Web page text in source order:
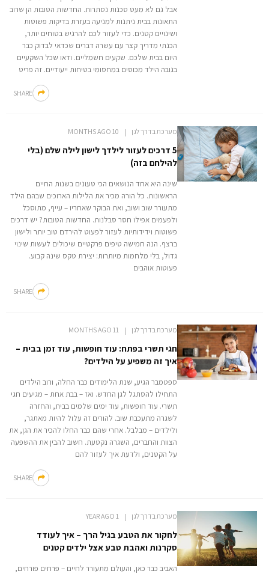
אבל גם לא מעט סכנות נסתרות. החדשות הטובות הן שרוב
התאונות בבית ניתנות למניעה בעזרת בדיקות פשוטות
ושינויים קטנים. כדי לעזור לכם להרגיש בטוחים יותר,
הכנתי מדריך קצר עם עשרה דברים שכדאי לבדוק כבר
היום בבית שלכם. שקעים חשמליים. ודאו שכל השקעיים
בגובה הילד מכוסים במחסומי בטיחות ייעודיים. זה פריט
SHARE
מערכת בדרך לגן 10 MONTHS AGO
5 דרכים לעזור לילדך לישון לילה שלם (בלי
להילחם בזה)
שינה היא אחד הנושאים הכי טעונים בשנות החיים
הראשונות. כל הורה מכיר את הלילות הארוכים שבהם הילד
מתעורר שוב ושוב, ואת הבוקר שאחריו – עייף, מתוסכל
ולפעמים אפילו חסר סבלנות. החדשות הטובות? יש דרכים
פשוטות וידידותיות לעזור לפעוט להירדם טוב יותר ולישון
ברצף. הנה חמישה טיפים פרקטיים שיכולים לעשות שינוי
גדול, בלי מלחמות מיותרות: יצירת טקס שינה קבוע.
פעוטות אוהבים
SHARE
מערכת בדרך לגן 11 MONTHS AGO
חגי תשרי בפתח: עוד חופשות, עוד זמן בבית –
איך זה משפיע על הילדים?
ספטמבר הגיע, שנת הלימודים כבר החלה, ורוב הילדים
התחילו להסתגל לגן החדש. ואז – בבת אחת – מגיעים חגי
תשרי. עוד חופשות, עוד ימים שלמים בבית, והחזרה
לשגרה מתעכבת שוב. להורים זה עלול להיות מאתגר,
ולילדים – מבלבל. אחרי שהם כבר החלו להכיר את הגן, את
הצוות והחברים, השגרה נקטעת. חשוב להבין את ההשפעה
על הקטנים, ולדעת איך לעזור להם
SHARE
מערכת בדרך לגן 1 YEAR AGO
לחקור את הטבע בגיל הרך – איך לעודד
סקרנות ואהבת טבע אצל ילדים קטנים
האביב כבר כאן, והעולם מתעורר לחיים – פרחים פורחים,